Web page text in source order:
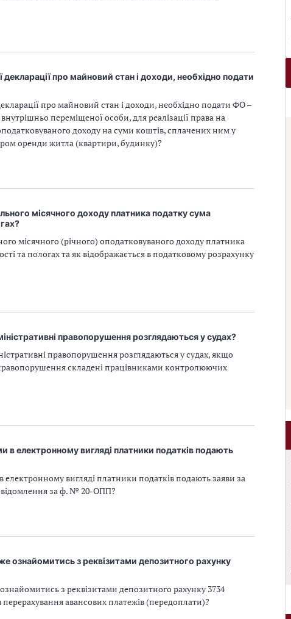
про майновий стан і доходи, необхідно подати
про майновий стан і доходи, необхідно подати ФО –
переміщеної особи, для реалізації права на
доходу на суми коштів, сплачених ним у
оренди житла (квартири, будинку)?
місячного доходу платника податку сума
місячного (річного) оподатковуваного доходу платника
та пологах та як відображається в податковому розрахунку
правопорушення розглядаються у судах?
правопорушення розглядаються у судах, якщо
складені працівниками контролюючих
в електронному вигляді платники податків подають
вигляді платники податків подають заяви за
за ф. № 20-ОПП?
ознайомитись з реквізитами депозитного рахунку
з реквізитами депозитного рахунку 3734
авансових платежів (передоплати)?